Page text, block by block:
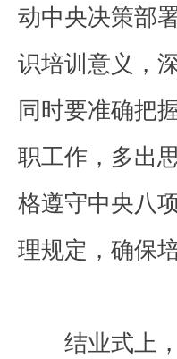
动中央决策部
识培训意义，
同时要准确把
职工作，多出
格遵守中央八
理规定，确保
结业式上